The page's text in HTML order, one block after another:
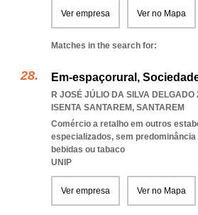
Ver empresa Ver no Mapa
Matches in the search for:
Em-espaçorural,
R JOSÉ JÚLIO DA SILVA
ISENTA SANTAREM, SANTAREM
Comércio a retalho em outros
especializados, sem
bebidas ou tabaco
UNIP
Ver empresa Ver no Mapa